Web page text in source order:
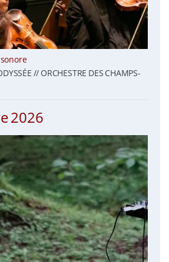
// ORCHESTRE DES CHAMPS-
2026